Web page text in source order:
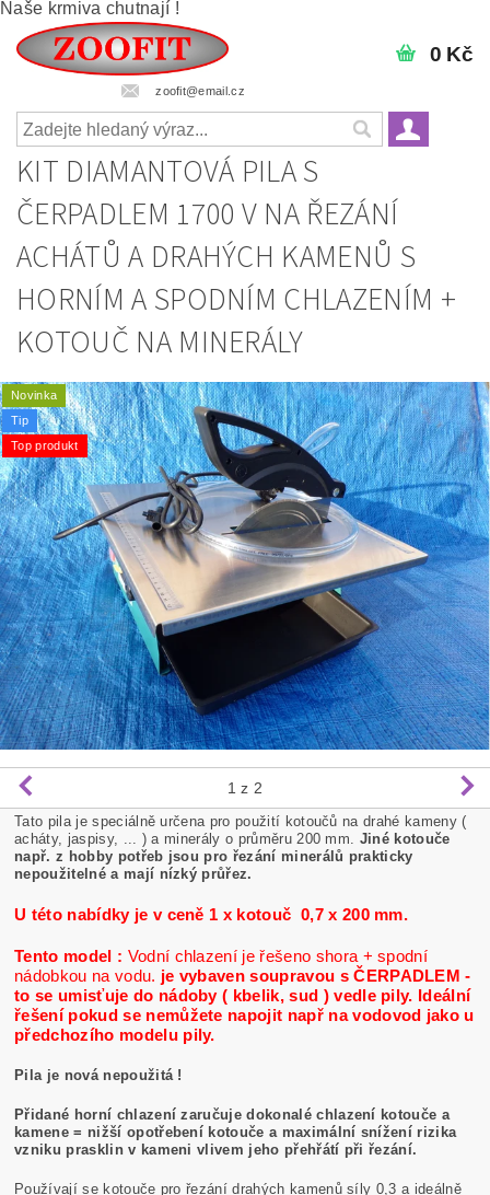
Naše krmiva chutnají !
zoofit@email.cz
0 Kč
KIT DIAMANTOVÁ PILA S
ČERPADLEM 1700 V NA ŘEZÁNÍ
ACHÁTŮ A DRAHÝCH KAMENŮ S
HORNÍM A SPODNÍM CHLAZENÍM +
KOTOUČ NA MINERÁLY
Novinka
Tip
Top produkt
1 z 2
Tato pila je speciálně určena pro použití kotoučů na drahé kameny (
acháty, jaspisy, ... ) a minerály o průměru 200 mm. Jiné kotouče
např. z hobby potřeb jsou pro řezání minerálů prakticky
nepoužitelné a mají nízký průřez.
U této nabídky je v ceně 1 x kotouč 0,7 x 200 mm.
Tento model : Vodní chlazení je řešeno shora + spodní
nádobkou na vodu. je vybaven soupravou s ČERPADLEM -
to se umisťuje do nádoby ( kbelik, sud ) vedle pily. Ideální
řešení pokud se nemůžete napojit např na vodovod jako u
předchozího modelu pily.
Pila je nová nepoužitá !
Přidané horní chlazení zaručuje dokonalé chlazení kotouče a
kamene = nižší opotřebení kotouče a maximální snížení rizika
vzniku prasklin v kameni vlivem jeho přehřátí při řezání.
Používají se kotouče pro řezání drahých kamenů síly 0,3 a ideálně